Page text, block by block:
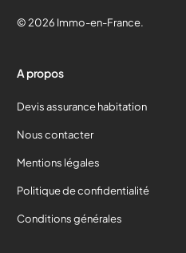
© 2026 Immo-en-France.
A propos
Devis assurance habitation
Nous contacter
Mentions légales
Politique de confidentialité
Conditions générales